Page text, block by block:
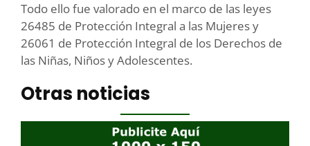
Todo ello fue valorado en el marco de las leyes
26485 de Protección Integral a las Mujeres y
26061 de Protección Integral de los Derechos de
las Niñas, Niños y Adolescentes.
Otras noticias